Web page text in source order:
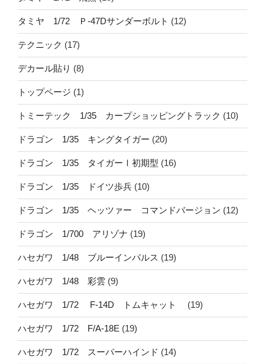
タミヤ 1/72 Ｐ-47Dサンダーボルト (12)
テクニック (17)
デカール貼り (8)
トップページ (1)
トミーテック 1/35 カープショッピングトラック (10)
ドラゴン 1/35 キングタイガー (20)
ドラゴン 1/35 タイガーⅠ初期型 (16)
ドラゴン 1/35 ドイツ歩兵 (10)
ドラゴン 1/35 ヘッツァー コマンドバージョン (12)
ドラゴン 1/700 アリゾナ (19)
ハセガワ 1/48 ブルーインパルス (19)
ハセガワ 1/48 彩雲 (9)
ハセガワ 1/72 F-14D トムキャット (19)
ハセガワ 1/72 F/A-18E (19)
ハセガワ 1/72 スーパーハインド (14)